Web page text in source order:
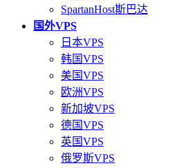
SpartanHost斯巴达
国外VPS
日本VPS
韩国VPS
美国VPS
欧洲VPS
新加坡VPS
德国VPS
英国VPS
俄罗斯VPS